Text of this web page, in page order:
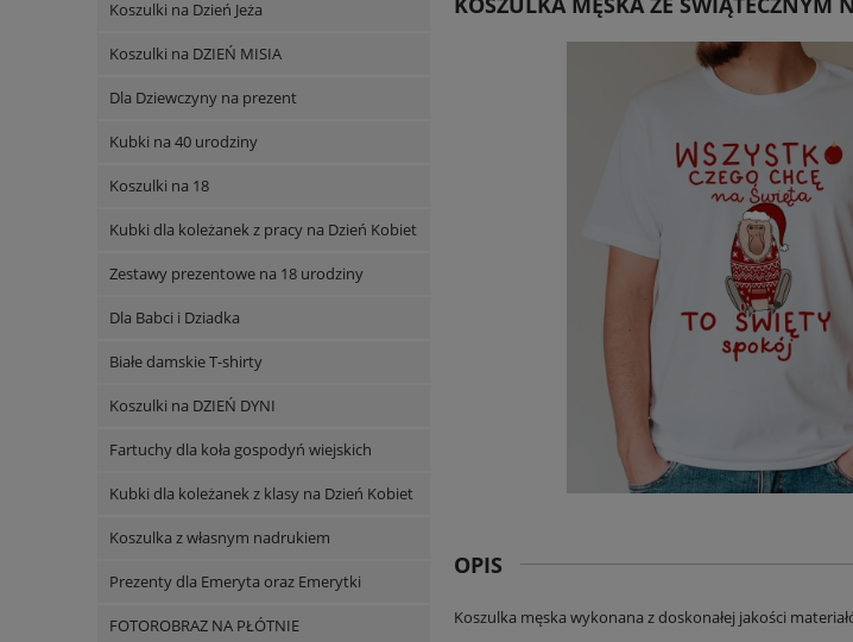
Koszulki na Dzień Jeża
Koszulki na DZIEŃ MISIA
Dla Dziewczyny na prezent
Kubki na 40 urodziny
Koszulki na 18
Kubki dla koleżanek z pracy na Dzień Kobiet
Zestawy prezentowe na 18 urodziny
Dla Babci i Dziadka
Białe damskie T-shirty
Koszulki na DZIEŃ DYNI
Fartuchy dla koła gospodyń wiejskich
Kubki dla koleżanek z klasy na Dzień Kobiet
Koszulka z własnym nadrukiem
Prezenty dla Emeryta oraz Emerytki
FOTOROBRAZ NA PŁÓTNIE
OPIS
Koszulka męska wykonana z doskonałej jakości